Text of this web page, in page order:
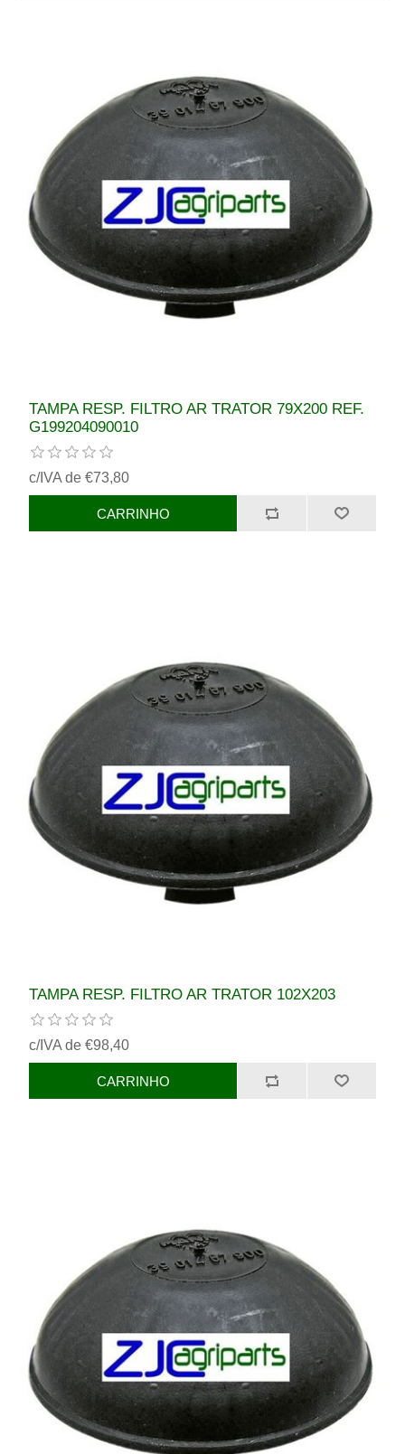
TAMPA RESP. FILTRO AR TRATOR 79X200 REF.
G199204090010
c/IVA de €73,80
TAMPA RESP. FILTRO AR TRATOR 102X203
c/IVA de €98,40